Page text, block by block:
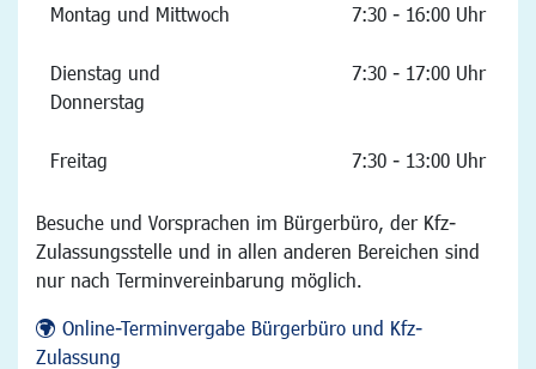
Montag und Mittwoch 7:30 - 16:00 Uhr
Dienstag und
Donnerstag
7:30 - 17:00 Uhr
Freitag 7:30 - 13:00 Uhr
Besuche und Vorsprachen im Bürgerbüro, der Kfz-
Zulassungsstelle und in allen anderen Bereichen sind
nur nach Terminvereinbarung möglich.
Online-Terminvergabe Bürgerbüro und Kfz-
Zulassung